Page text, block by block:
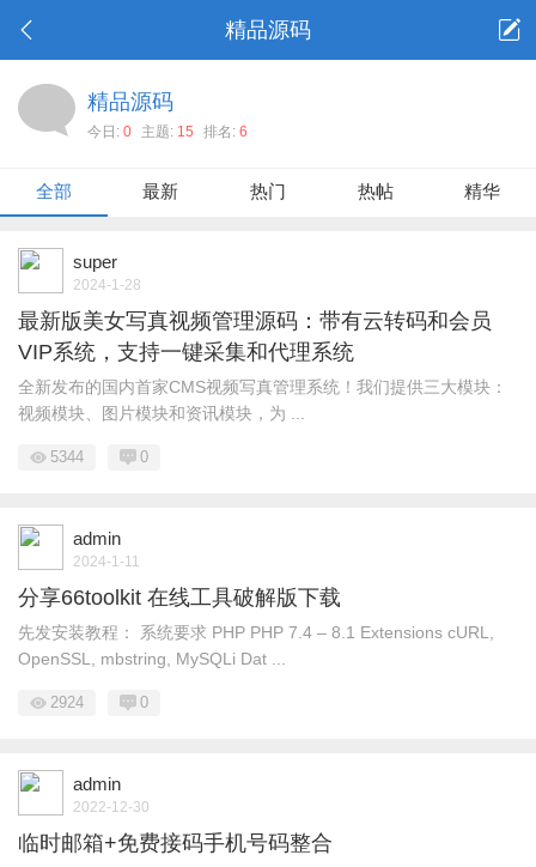
精品源码
精品源码
今日: 0 主题: 15 排名: 6
全部 最新 热门 热帖 精华
super
2024-1-28
最新版美女写真视频管理源码：带有云转码和会员
VIP系统，支持一键采集和代理系统
全新发布的国内首家CMS视频写真管理系统！我们提供三大模块：
视频模块、图片模块和资讯模块，为 ...
5344 0
admin
2024-1-11
分享66toolkit 在线工具破解版下载
先发安装教程： 系统要求 PHP PHP 7.4 – 8.1 Extensions cURL,
OpenSSL, mbstring, MySQLi Dat ...
2924 0
admin
2022-12-30
临时邮箱+免费接码手机号码整合